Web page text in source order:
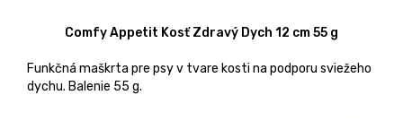
Comfy Appetit Kosť Zdravý Dych 12 cm 55 g
Funkčná maškrta pre psy v tvare kosti na podporu sviežeho
dychu. Balenie 55 g.